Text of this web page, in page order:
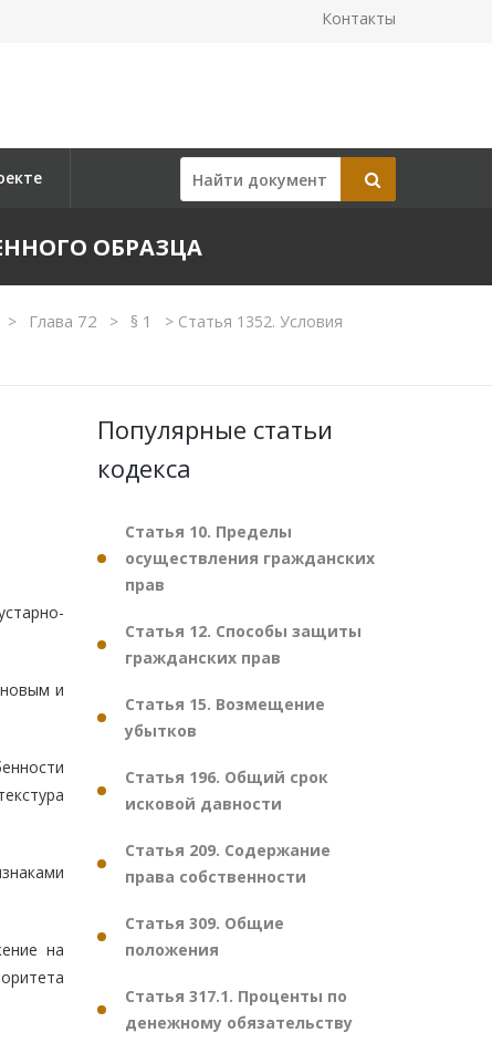
Контакты
ОБРАЗЦА
> Глава 72 > § 1 > Статья 1352. Условия
и
на
Популярные статьи
кодекса
Статья 10. Пределы
осуществления гражданских
прав
Статья 12. Способы защиты
гражданских прав
Статья 15. Возмещение
убытков
Статья 196. Общий срок
исковой давности
Статья 209. Содержание
права собственности
Статья 309. Общие
положения
Статья 317.1. Проценты по
денежному обязательству